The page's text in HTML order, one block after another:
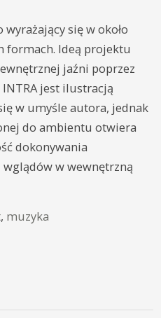
się w około
formach. Ideą projektu
jaźni poprzez
jest ilustracją
w umyśle autora, jednak
do ambientu otwiera
dokonywania
w wewnętrzną
, muzyka